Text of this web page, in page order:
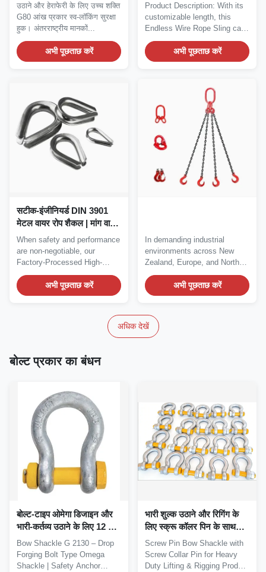
मिश्र धातु स्टील
उठाने और हेराफेरी के लिए उच्च शक्ति
G80 आंख प्रकार स्व-लॉकिंग सुरक्षा
हुक। अंतरराष्ट्रीय मानकों...
अभी पूछताछ करें
रस्सी कटर
Product Description: With its
customizable length, this
Endless Wire Rope Sling can
be adjusted...
अभी पूछताछ करें
सटीक-इंजीनियर्ड DIN 3901
मेटल वायर रोप शैकल | मांग वाले
लिफ्टों के लिए प्रमाणित
When safety and performance
are non-negotiable, our
Factory-Processed High-
Quality DIN 3901 Metal...
अभी पूछताछ करें
In demanding industrial
environments across New
Zealand, Europe, and North
America, safety and...
अभी पूछताछ करें
अधिक देखें
बोल्ट प्रकार का बंधन
बोल्ट-टाइप ओमेगा डिजाइन और
भारी-कर्तव्य उठाने के लिए 12 टन
डब्ल्यूएलएल के साथ ड्रॉप फोर्ज
स्टील ब्लो चेन
Bow Shackle G 2130 – Drop
Forging Bolt Type Omega
Shackle | Safety Anchor
भारी शुल्क उठाने और रिगिंग के
लिए स्क्रू कॉलर पिन के साथ
स्क्रू पिन बो शैक्कल
Screw Pin Bow Shackle with
Screw Collar Pin for Heavy
Duty Lifting & Rigging Product